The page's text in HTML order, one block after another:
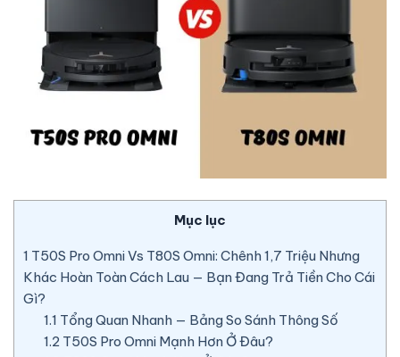
Mục lục
1 T50S Pro Omni Vs T80S Omni: Chênh 1,7 Triệu Nhưng
Khác Hoàn Toàn Cách Lau — Bạn Đang Trả Tiền Cho Cái
Gì?
1.1 Tổng Quan Nhanh — Bảng So Sánh Thông Số
1.2 T50S Pro Omni Mạnh Hơn Ở Đâu?